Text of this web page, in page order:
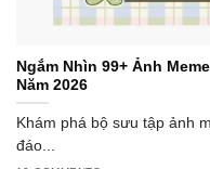
Ngắm Nhìn 99+ Ảnh
Năm 2026
Khám phá bộ sưu tập ảnh
đáo...